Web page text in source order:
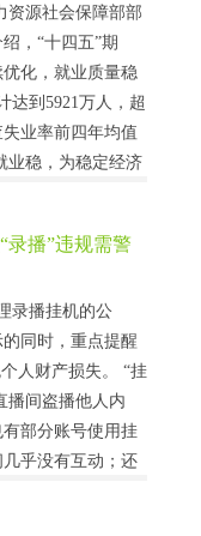
资源社会保障部部
，“十四五”期
化，就业质量稳
达到5921万人，超
业率前四年均值
业稳，为稳定经济
录播”违规需警
录播挂机的公
同时，重点提醒
人财产损失。 “挂
播间盗播他人内
部分账号使用挂
乎没有互动；还